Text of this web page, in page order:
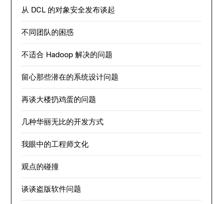
从 DCL 的对象安全发布谈起
不同团队的困惑
不适合 Hadoop 解决的问题
留心那些潜在的系统设计问题
再谈大楼扔鸡蛋的问题
几种华丽无比的开发方式
我眼中的工程师文化
观点的碰撞
谈谈盗版软件问题